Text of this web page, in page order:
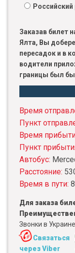
Российский
Заказав билет
Ялта, Вы
пересадок и в
водители
границы был
Время
Пункт
Время
Пункт
Автобус:
Расстояние:
Время в пути:
Для заказа
Звонки в Украине
Связаться
через Viber